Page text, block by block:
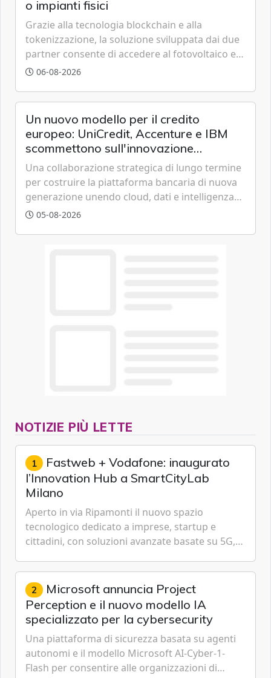
o impianti fisici
Grazie alla tecnologia blockchain e alla
tokenizzazione, la soluzione sviluppata dai due
partner consente di accedere al fotovoltaico e
all'eolico ottenendo risparmi diretti in bolletta,
06-08-2026
Un nuovo modello per il credito
europeo: UniCredit, Accenture e IBM
scommettono sull'innovazione
tecnologica
Una collaborazione strategica di lungo termine
per costruire la piattaforma bancaria di nuova
generazione unendo cloud, dati e intelligenza
artificiale.
05-08-2026
NOTIZIE PIÙ LETTE
1 Fastweb + Vodafone: inaugurato
l’Innovation Hub a SmartCityLab
Milano
Aperto in via Ripamonti il nuovo spazio
tecnologico dedicato a imprese, startup e
cittadini, con soluzioni avanzate basate su 5G,
Cybersecurity.
2 Microsoft annuncia Project
Perception e il nuovo modello IA
specializzato per la cybersecurity
Una piattaforma di sicurezza basata su agenti
autonomi e il modello Microsoft AI-Cyber-1-
Flash per consentire alle organizzazioni di